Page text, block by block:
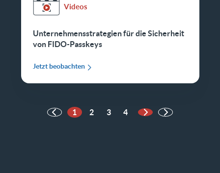
Videos
Unternehmensstrategien für die Sicherheit
von FIDO-Passkeys
Jetzt beobachten
1 2 3 4
Nächste Seite